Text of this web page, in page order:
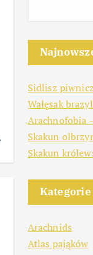
Sidlisz
Wałęsak
Arachnofobia
Skakun
Skakun
Kategorie
Arachnids
Atlas pająków